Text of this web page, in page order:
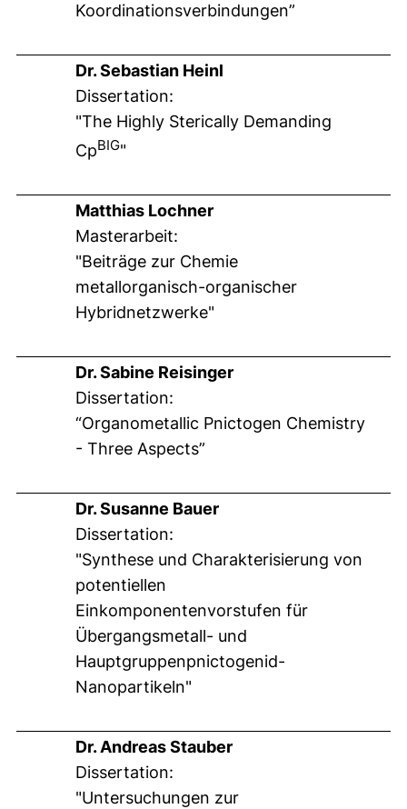
Koordinationsverbindungen”
Dr. Sebastian Heinl
Dissertation:
"The Highly Sterically Demanding
CpBIG"
Matthias Lochner
Masterarbeit:
"Beiträge zur Chemie
metallorganisch-organischer
Hybridnetzwerke"
Dr. Sabine Reisinger
Dissertation:
“Organometallic Pnictogen Chemistry
- Three Aspects”
Dr. Susanne Bauer
Dissertation:
"Synthese und Charakterisierung von
potentiellen
Einkomponentenvorstufen für
Übergangsmetall- und
Hauptgruppenpnictogenid-
Nanopartikeln"
Dr. Andreas Stauber
Dissertation:
"Untersuchungen zur